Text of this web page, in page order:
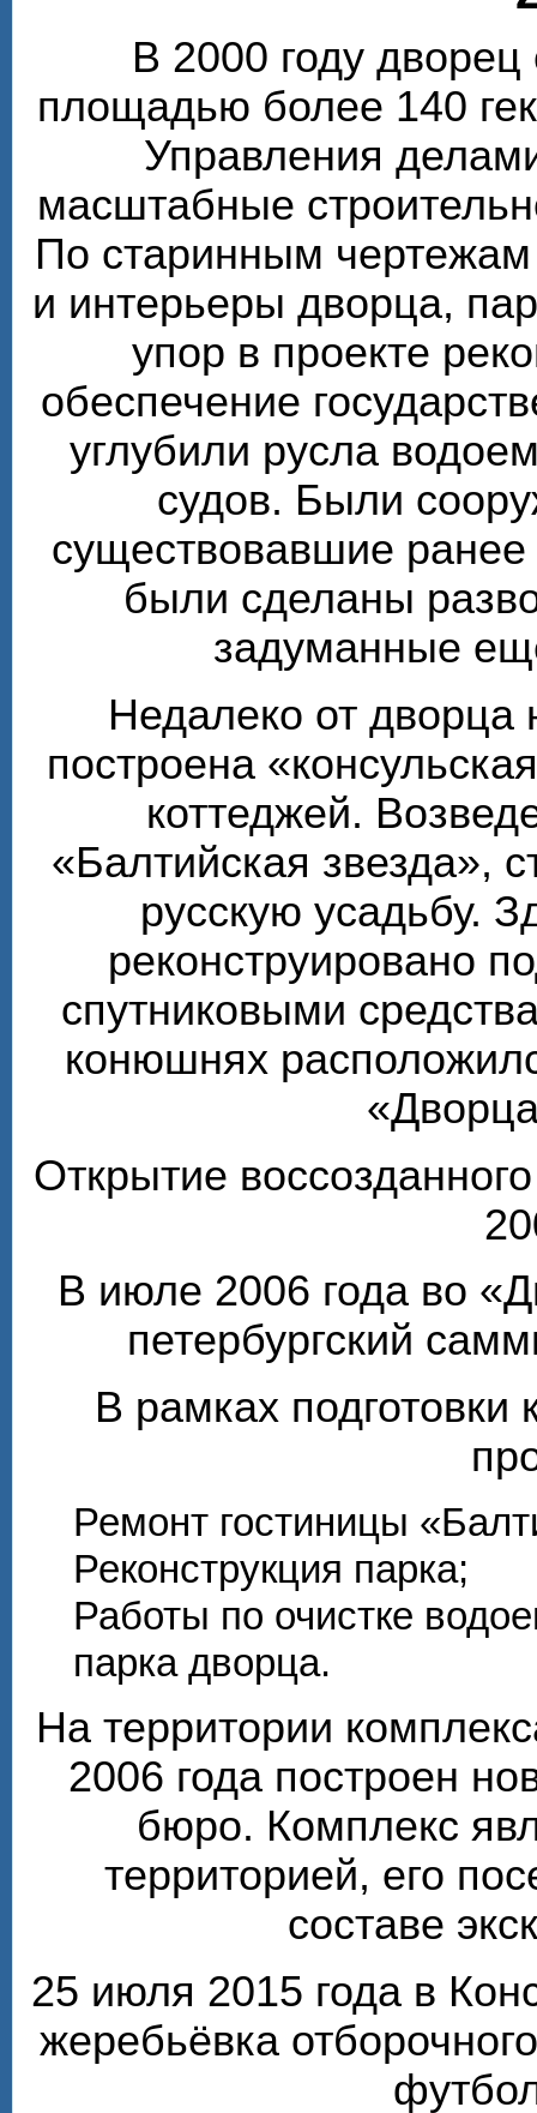
В 2000 году
площадью более 140
Управления
масштабные
По старинным
и интерьеры дворца,
упор в проекте
обеспечение
углубили русла
судов. Были
существовавшие ранее
были сделаны
задуманные
Недалеко от дворца
построена
коттеджей.
«Балтийская звезда»,
русскую усадьбу.
реконструировано
спутниковыми
конюшнях
Открытие
В июле 2006 года во
петербургский
В рамках
Ремонт гостиницы
Реконструкция парка;
Работы по очистке
парка дворца.
На территории
2006 года построен
бюро. Комплекс
территорией, его
составе
25 июля 2015 года в
жеребьёвка